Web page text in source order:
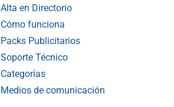
Alta en Directorio
Cómo funciona
Packs Publicitarios
Soporte Técnico
Categorías
Medios de comunicación